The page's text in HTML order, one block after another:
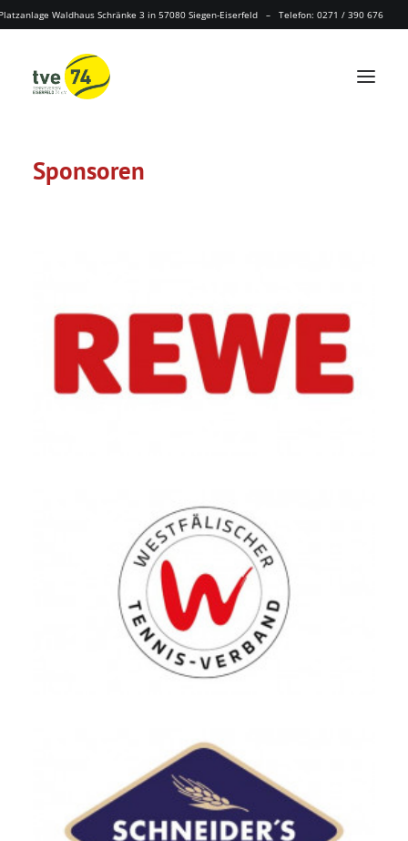
Waldhaus Schränke 3 in 57080 Siegen-Eiserfeld – Telefon: 0271 / 390 676
Sponsoren